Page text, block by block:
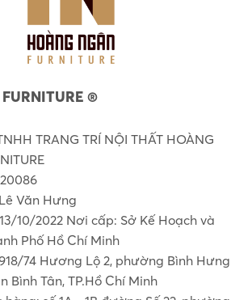
®
TRANG TRÍ NỘI THẤT HOÀNG
Văn Hưng
10/2022 Nơi cấp: Sở Kế Hoạch và
Phố Hồ Chí Minh
74 Hương Lộ 2, phường Bình Hưng
Bình Tân, TP.Hồ Chí Minh